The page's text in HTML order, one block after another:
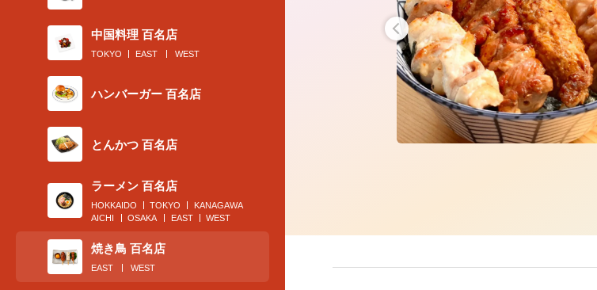
中国料理 百名店
TOKYO EAST WEST
ハンバーガー 百名店
とんかつ 百名店
ラーメン 百名店
HOKKAIDO TOKYO
KANAGAWA
AICHI
OSAKA EAST WEST
焼き鳥 百名店
EAST WEST
コース22品全部見せます！酒呑みモデル
も歓喜する焼き鳥ワンダーランド